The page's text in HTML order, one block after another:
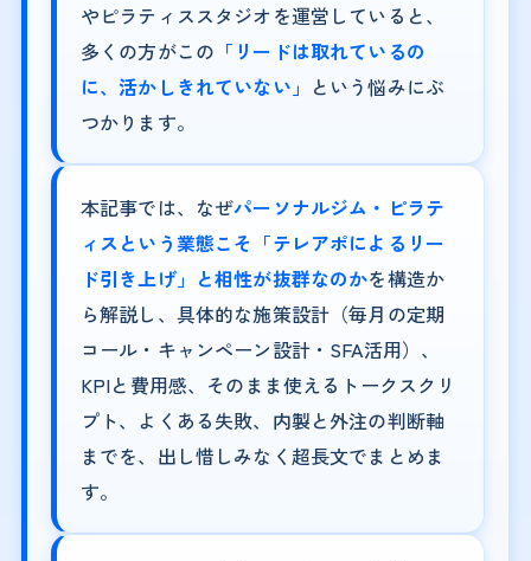
やピラティススタジオを運営していると、
多くの方がこの 「リードは取れているの
に、活かしきれていない」 という悩みにぶ
つかります。
本記事では、なぜパーソナルジム・ピラテ
ィスという業態こそ「テレアポによるリー
ド引き上げ」と相性が抜群なのかを構造か
ら解説し、具体的な施策設計（毎月の定期
コール・キャンペーン設計・SFA活用）、
KPIと費用感、そのまま使えるトークスクリ
プト、よくある失敗、内製と外注の判断軸
までを、出し惜しみなく超長文でまとめま
す。